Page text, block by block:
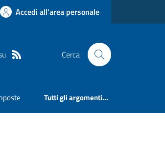
Accedi all'area personale
Cerca
Tutti gli argomenti...